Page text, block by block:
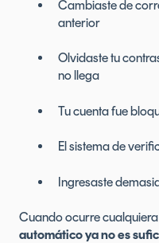
Cambiaste de
anterior
Olvidaste tu
no llega
Tu cuenta fue
El sistema de
Ingresaste
Cuando ocurre
automático ya no es